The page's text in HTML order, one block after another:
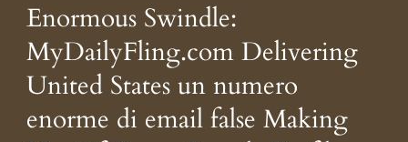
Enormous Swindle:
MyDailyFling.com Delivering
United States un numero
enorme di email false Making